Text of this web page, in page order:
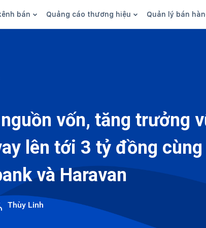
bán
social
sàn
Quảng cáo thương hiệu
Thương hiệu/Brand
Quản lý bán
Tài chính
Nhân viên
vốn, tăng trưởng
lên tới 3 tỷ đồng cùng
và Haravan
Thùy Linh